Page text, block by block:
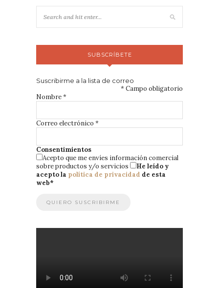
SUBSCRÍBETE
Suscribirme a la lista de correo
* Campo obligatorio
Nombre*
Correo electrónico *
Consentimientos
Acepto que me envíes información comercial
sobre productos y/o servicios
He leído y
acepto la política de privacidad de esta
web*